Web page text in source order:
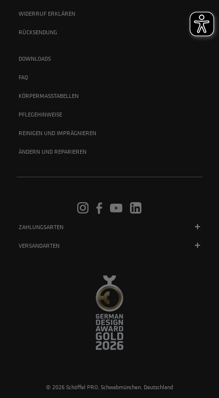
WIDERRUF ERKLÄREN
RÜCKSENDUNG
DOWNLOADS
FAQ
KÖRPERMASSTABELLEN
PFLEGEHINWEISE
REINIGEN UND IMPRÄGNIEREN
ÄNDERN UND REPARIEREN
ZAHLUNGSARTEN
VERSANDARTEN
© 2026 Schöffel PRO, Schwabmünchen, Deutschland